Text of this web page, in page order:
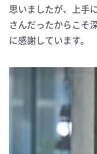
思いましたが、上手
さんだったからこそ
に感謝しています。